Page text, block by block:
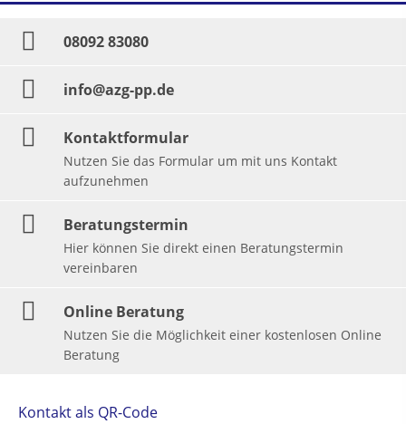
08092 83080
info@azg-pp.de
Kontaktformular
Nutzen Sie das Formular um mit uns Kontakt
aufzunehmen
Beratungstermin
Hier können Sie direkt einen Beratungstermin
vereinbaren
Online Beratung
Nutzen Sie die Möglichkeit einer kostenlosen Online
Beratung
Kontakt als QR-Code